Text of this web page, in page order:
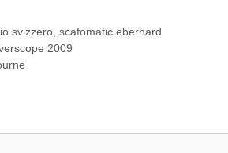
svizzero,scafomatic eberhard
2009